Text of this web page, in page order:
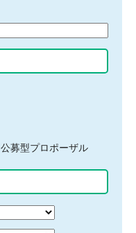
公募型プロポーザル